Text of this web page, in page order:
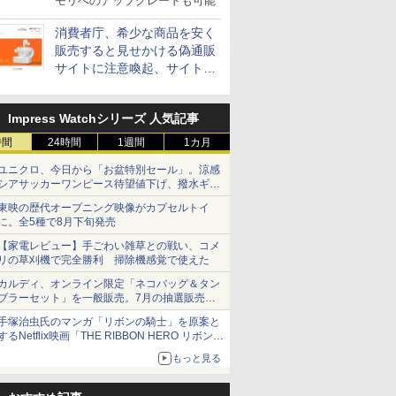
消費者庁、希少な商品を安く
販売すると見せかける偽通販
サイトに注意喚起、サイト名
Impress Watchシリーズ 人気記事
24時間 1週間 1カ月
ニクロ、今日から「お盆特別セール」。涼感
アサッカーワンピース待望値下げ、撥水ギア
ョーツは1990円に
映の歴代オープニング映像がカプセルトイ
。全5種で8月下旬発売
家電レビュー】手ごわい雑草との戦い、コメ
の草刈機で完全勝利 掃除機感覚で使えた
ルディ、オンライン限定「ネコバッグ＆タン
ラーセット」を一般販売。7月の抽選販売の
選無効分
塚治虫氏のマンガ「リボンの騎士」を原案と
るNetflix映画「THE RIBBON HERO リボンヒ
もっと見る